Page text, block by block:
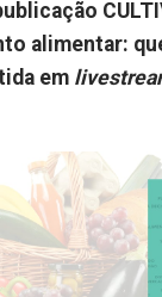
alimentar:
em